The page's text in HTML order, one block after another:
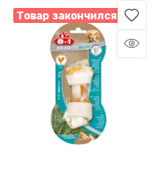
Товар закончился